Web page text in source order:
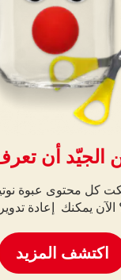
الجيّد أن
كل محتوى عبوة
يمكنك إعادة تدوير
اكتشف المزيد